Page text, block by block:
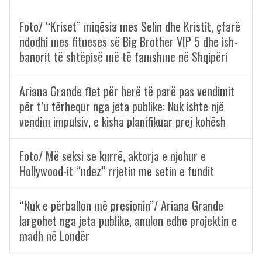
Foto/ “Kriset” miqësia mes Selin dhe Kristit, çfarë
ndodhi mes fitueses së Big Brother VIP 5 dhe ish-
banorit të shtëpisë më të famshme në Shqipëri
Ariana Grande flet për herë të parë pas vendimit
për t’u tërhequr nga jeta publike: Nuk ishte një
vendim impulsiv, e kisha planifikuar prej kohësh
Foto/ Më seksi se kurrë, aktorja e njohur e
Hollywood-it “ndez” rrjetin me setin e fundit
“Nuk e përballon më presionin”/ Ariana Grande
largohet nga jeta publike, anulon edhe projektin e
madh në Londër